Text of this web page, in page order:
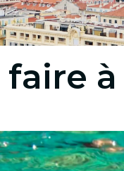
São Paulo
Séoul
concerts